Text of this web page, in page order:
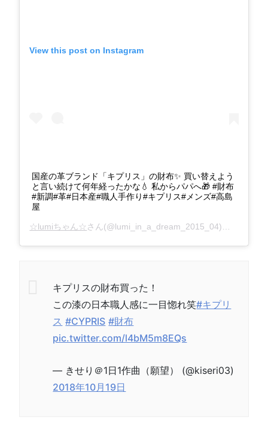
View this post on Instagram
国産の革ブランド「キプリス」の財布✨ 買い替えよう
と言い続けて何年経ったかな💧 私からパパへ🎁 #財布
#新調#革#日本産#職人手作り#キプリス#メンズ#高島
屋
☆lumiちゃん☆ さん(@lumi_in_a_dream_2015_04)がシェアした投稿 –
キプリスの財布買った！
この漆の日本職人感に一目惚れ笑#キプリ
ス #CYPRIS #財布
pic.twitter.com/l4bM5m8EQs
— きせり＠1日1作曲（願望） (@kiseri03)
2018年10月19日